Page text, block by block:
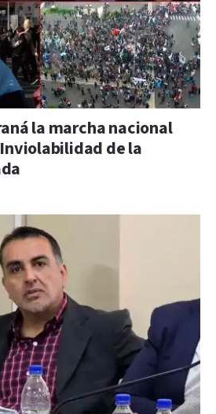
la marcha nacional
de la